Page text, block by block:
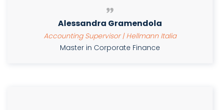
Alessandra Gramendola
Accounting Supervisor | Hellmann Italia
Master in Corporate Finance